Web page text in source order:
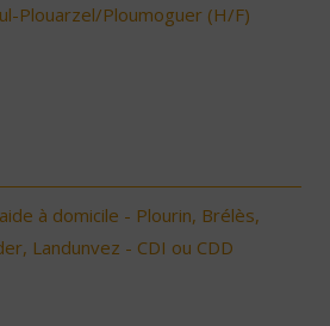
Plouarzel/Ploumoguer (H/F)
à domicile - Plourin, Brélès,
Landunvez - CDI ou CDD